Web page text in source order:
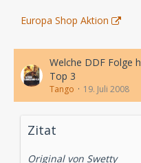
Europa Shop Aktion
Welche DDF Folge
Top 3
Tango 19. Juli 2008
Zitat
Original von Swetty